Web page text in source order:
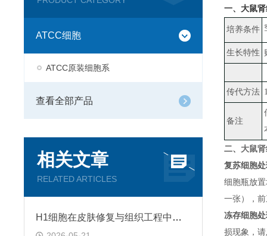
ATCC细胞
ATCC原装细胞系
查看全部产品
相关文章
RELATED ARTICLES
H1细胞在皮肤修复与组织工程中的应用前景
一、 大鼠
培养条件
生长特性
传代方法
备注
二、 大鼠
复苏细胞
细胞瓶放
一张）
，
冻存细胞
损现象，